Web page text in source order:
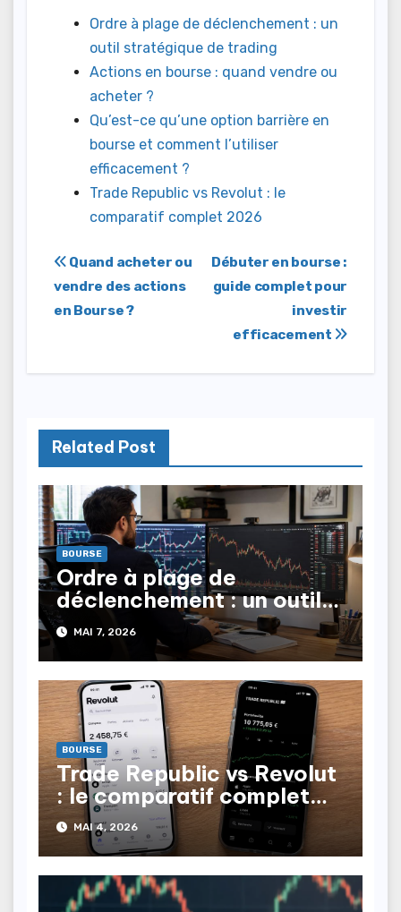
Ordre à plage de déclenchement : un
outil stratégique de trading
Actions en bourse : quand vendre ou
acheter ?
Qu’est-ce qu’une option barrière en
bourse et comment l’utiliser
efficacement ?
Trade Republic vs Revolut : le
comparatif complet 2026
Navigation
de
Débuter en bourse :
guide complet pour
investir
efficacement
Quand acheter ou
vendre des actions
en Bourse ?
Related Post
BOURSE
Ordre à plage de
déclenchement : un outil
stratégique de trading
MAI 7, 2026
BOURSE
Trade Republic vs Revolut
: le comparatif complet
2026
MAI 4, 2026